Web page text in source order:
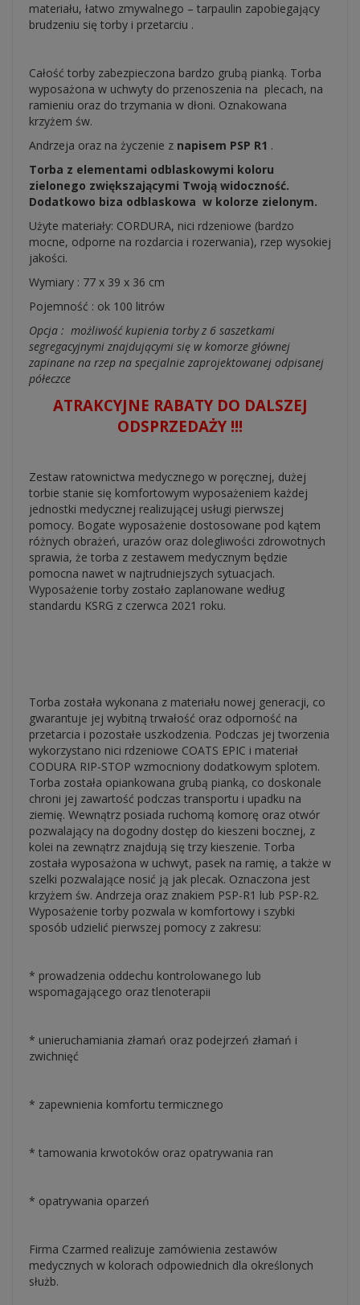
materiału, łatwo zmywalnego – tarpaulin zapobiegający
brudzeniu się torby i przetarciu .
Całość torby zabezpieczona bardzo grubą pianką. Torba
wyposażona w uchwyty do przenoszenia na plecach, na
ramieniu oraz do trzymania w dłoni. Oznakowana
krzyżem św.
Andrzeja oraz na życzenie z napisem PSP R1 .
Torba z elementami odblaskowymi koloru
zielonego zwiększającymi Twoją widoczność.
Dodatkowo biza odblaskowa w kolorze zielonym.
Użyte materiały: CORDURA, nici rdzeniowe (bardzo
mocne, odporne na rozdarcia i rozerwania), rzep wysokiej
jakości.
Wymiary : 77 x 39 x 36 cm
Pojemność : ok 100 litrów
Opcja : możliwość kupienia torby z 6 saszetkami
segregacyjnymi znajdującymi się w komorze głównej
zapinane na rzep na specjalnie zaprojektowanej odpisanej
półeczce
ATRAKCYJNE RABATY DO DALSZEJ
ODSPRZEDAŻY !!!
Zestaw ratownictwa medycznego w poręcznej, dużej
torbie stanie się komfortowym wyposażeniem każdej
jednostki medycznej realizującej usługi pierwszej
pomocy. Bogate wyposażenie dostosowane pod kątem
różnych obrażeń, urazów oraz dolegliwości zdrowotnych
sprawia, że torba z zestawem medycznym będzie
pomocna nawet w najtrudniejszych sytuacjach.
Wyposażenie torby zostało zaplanowane według
standardu KSRG z czerwca 2021 roku.
Torba została wykonana z materiału nowej generacji, co
gwarantuje jej wybitną trwałość oraz odporność na
przetarcia i pozostałe uszkodzenia. Podczas jej tworzenia
wykorzystano nici rdzeniowe COATS EPIC i materiał
CODURA RIP-STOP wzmocniony dodatkowym splotem.
Torba została opiankowana grubą pianką, co doskonale
chroni jej zawartość podczas transportu i upadku na
ziemię. Wewnątrz posiada ruchomą komorę oraz otwór
pozwalający na dogodny dostęp do kieszeni bocznej, z
kolei na zewnątrz znajdują się trzy kieszenie. Torba
została wyposażona w uchwyt, pasek na ramię, a także w
szelki pozwalające nosić ją jak plecak. Oznaczona jest
krzyżem św. Andrzeja oraz znakiem PSP-R1 lub PSP-R2.
Wyposażenie torby pozwala w komfortowy i szybki
sposób udzielić pierwszej pomocy z zakresu:
* prowadzenia oddechu kontrolowanego lub
wspomagającego oraz tlenoterapii
* unieruchamiania złamań oraz podejrzeń złamań i
zwichnięć
* zapewnienia komfortu termicznego
* tamowania krwotoków oraz opatrywania ran
* opatrywania oparzeń
Firma Czarmed realizuje zamówienia zestawów
medycznych w kolorach odpowiednich dla określonych
służb.